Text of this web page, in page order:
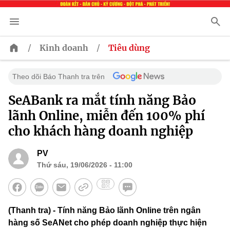
/ Kinh doanh / Tiêu dùng
Theo dõi Báo Thanh tra trên
SeABank ra mắt tính năng Bảo
lãnh Online, miễn đến 100% phí
cho khách hàng doanh nghiệp
PV
Thứ sáu, 19/06/2026 - 11:00
(Thanh tra) - Tính năng Bảo lãnh Online trên ngân
hàng số SeANet cho phép doanh nghiệp thực hiện